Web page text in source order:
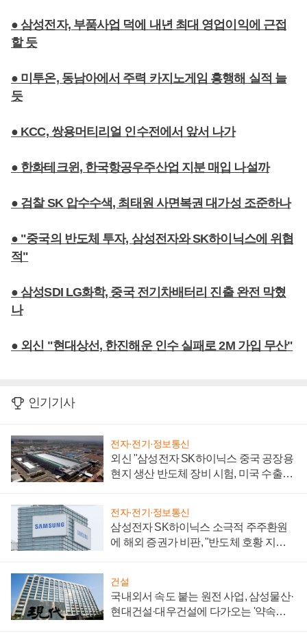
● 삼성전자, 부품사업 덕에 내년 최대 영업이익에 근접
할 듯
● 미투온, 동남아에서 주력 카지노게임 흥행해 실적 늘
듯
● KCC, 쌍용머티리얼 인수전에서 앞서 나가
● 한화테크윈, 한국항공우주산업 지분 매입 나설까
● 검찰 SK 압수수색, 최태원 사면복권 대가성 조준하나
● "중국의 반도체 투자, 삼성전자와 SK하이닉스에 위협
적"
● 삼성SDI LG화학, 중국 전기차배터리 진출 완전 막혔
나
● 외신 "현대상선, 한진해운 인수 실패로 2M 가입 무산"
인기기사
전자·전기·정보통신
외신 "삼성전자 SK하이닉스 중국 공장용
현지 생산 반도체 장비 시험, 미국 수출통
전자·전기·정보통신
삼성전자 SK하이닉스 소극적 주주환원
에 해외 증권가 비판, "반도체 호황 지속
건설
국내외서 속도 붙는 원전 사업, 삼성물산·
현대건설·대우건설에 다가오는 '약속의